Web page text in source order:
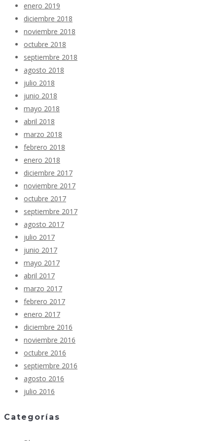
enero 2019
diciembre 2018
noviembre 2018
octubre 2018
septiembre 2018
agosto 2018
julio 2018
junio 2018
mayo 2018
abril 2018
marzo 2018
febrero 2018
enero 2018
diciembre 2017
noviembre 2017
octubre 2017
septiembre 2017
agosto 2017
julio 2017
junio 2017
mayo 2017
abril 2017
marzo 2017
febrero 2017
enero 2017
diciembre 2016
noviembre 2016
octubre 2016
septiembre 2016
agosto 2016
julio 2016
Categorías